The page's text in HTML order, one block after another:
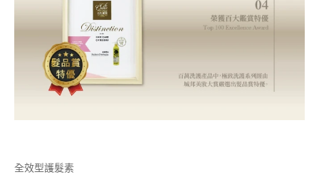
全效型護髮素